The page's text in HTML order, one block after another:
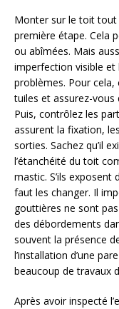
Monter sur le toit tout
première étape. Cela
ou abîmées. Mais
imperfection visible et
problèmes. Pour cela,
tuiles et assurez-vous
Puis, contrôlez les
assurent la fixation,
sorties. Sachez qu’il
l’étanchéité du toit
mastic. S’ils exposent
faut les changer. Il
gouttières ne sont
des débordements
souvent la présence
l’installation d’une
beaucoup de travaux
Après avoir inspecté